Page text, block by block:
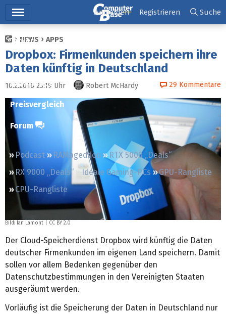
Ticker
Tests
Downloads
Preisvergleich
Forum
Podcast RAMageddon
RTX 5000 „Deals“
RX 9000 „Deals“
Ideale Gaming-PCs
GPU-Rangliste
CPU-Rangliste
Anmelden Registrieren Suche
NEWS APPS
Dropbox: Firmenkunden speichern ihre
Daten künftig in Deutschland
10.2.2016 23:19 Uhr Robert McHardy 29 Kommentare
Bild: Ian Lamont CC BY 2.0
Der Cloud-Speicherdienst Dropbox wird künftig die Daten
deutscher Firmenkunden im eigenen Land speichern. Damit
sollen vor allem Bedenken gegenüber den
Datenschutzbestimmungen in den Vereinigten Staaten
ausgeräumt werden.
Vorläufig ist die Speicherung der Daten in Deutschland nur